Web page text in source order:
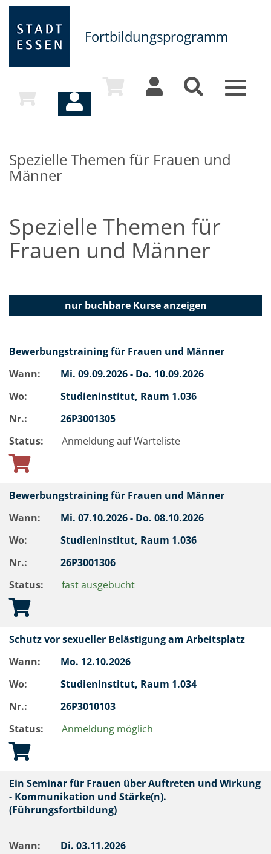
Fortbildungsprogramm
Toggle
Spezielle Themen für Frauen und
Männer
Spezielle Themen für
Frauen und Männer
nur buchbareKurse anzeigen
Bewerbungstraining für Frauen und Männer
Wann:
Mi. 09.09.2026 - Do. 10.09.2026
Wo:
Studieninstitut, Raum 1.036
Nr.:
26P3001305
Status:
Anmeldung auf Warteliste
Bewerbungstraining für Frauen und Männer
Wann:
Mi. 07.10.2026 - Do. 08.10.2026
Wo:
Studieninstitut, Raum 1.036
Nr.:
26P3001306
Status:
fast ausgebucht
Schutz vor sexueller Belästigung am Arbeitsplatz
Wann:
Mo. 12.10.2026
Wo:
Studieninstitut, Raum 1.034
Nr.:
26P3010103
Status:
Anmeldung möglich
Ein Seminar für Frauen über Auftreten und Wirkung
- Kommunikation und Stärke(n).
(Führungsfortbildung)
Wann: Di. 03.11.2026